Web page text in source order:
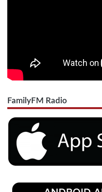
FamilyFM Radio